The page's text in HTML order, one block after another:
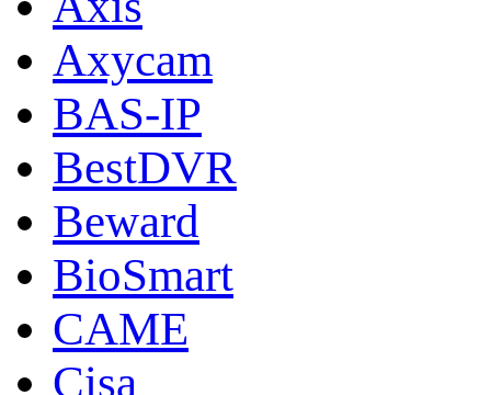
Axycam
BAS-IP
BestDVR
Beward
BioSmart
CAME
Cisa